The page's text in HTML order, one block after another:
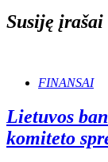
Susiję įrašai
FINANSAI
Lietuvos
komiteto